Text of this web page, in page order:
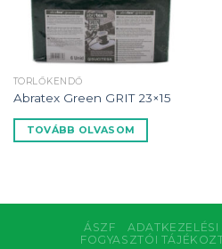
TÖRLŐKENDŐ
Abratex Green GRIT 23×15
TOVÁBB OLVASOM
ÁSZF
FOGYASZTÓI